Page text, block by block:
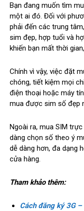
Bạn đang muốn tìm
một ai đó. Đối với
phải đến các trung
sim đẹp, hợp tuổi và
khiến bạn mất thời
Chính vì vậy, việc đặt
chóng, tiết kiệm mọi
điện thoại hoặc máy
mua được sim số đẹp
Ngoài ra, mua SIM
dàng chọn số theo ý
dễ dàng hơn, đa dạng
cửa hàng.
Tham khảo thêm:
Cách đăng ký 3G